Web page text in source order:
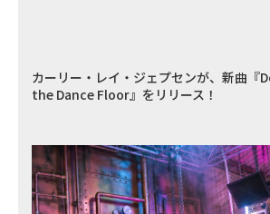
カーリー・レイ・ジェプセンが、新曲『
the Dance Floor』をリリース！